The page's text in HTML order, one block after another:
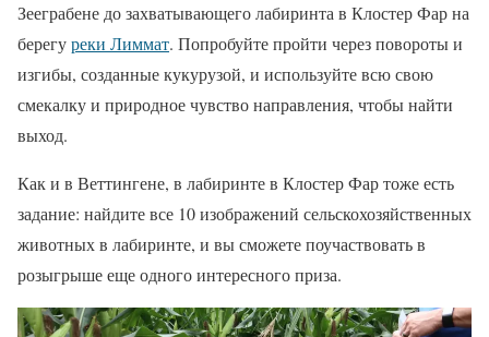
Зееграбене до захватывающего лабиринта в Клостер Фар на
берегуреки Лиммат. Попробуйте пройти через повороты и
изгибы, созданные кукурузой, и используйте всю свою
смекалку и природное чувство направления, чтобы найти
выход.
Как и в Веттингене, в лабиринте в Клостер Фар тоже есть
задание: найдите все 10 изображений сельскохозяйственных
животных в лабиринте, и вы сможете поучаствовать в
розыгрыше еще одного интересного приза.